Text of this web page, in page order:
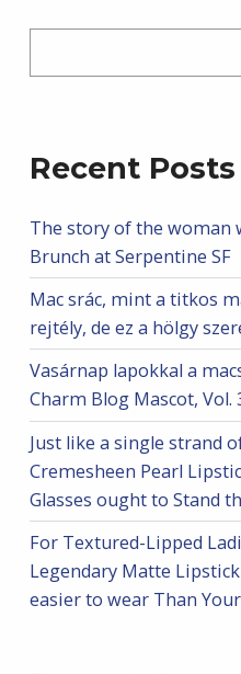
Recent Posts
The story of the woman
Brunch at Serpentine SF
Mac srác, mint a titkos
rejtély, de ez a hölgy
Vasárnap lapokkal a
Charm Blog Mascot, Vol.
Just like a single strand
Cremesheen Pearl
Glasses ought to Stand
For Textured-Lipped
Legendary Matte
easier to wear Than